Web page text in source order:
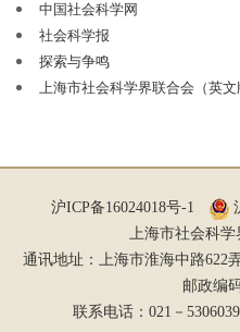
的来源期刊，并入选
大学《中文核心期刊要目总
性人文社会科学”第
《中国人文社会科学核心期
评为“RCCSE中国权威学术
合刊”第
1
2025年，《学术
会科学文摘》《人大复印报
文摘》等重要二次文献传播
量，连续20 年居全国同类期
中国社会科学网
社会科学报
探索与争鸣
上海市社会科学界联合会（英文
沪ICP备16024018号-1
上海市社会科
通讯地址：上海市淮海中路622
邮政编
联系电话：021－